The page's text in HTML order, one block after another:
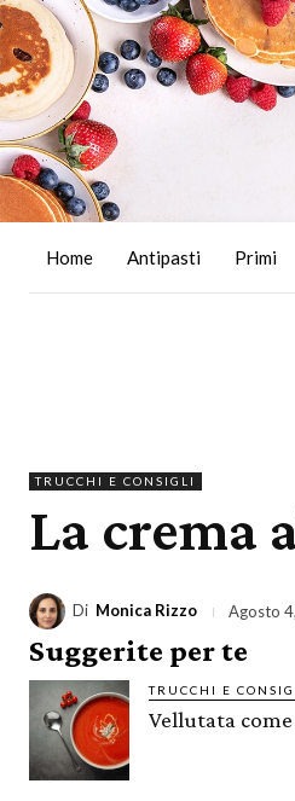
Home Antipasti Primi
TRUCCHI E CONSIGLI
La crema
Di Monica Rizzo Agosto
Suggerite per te
TRUCCHI E
Vellutata